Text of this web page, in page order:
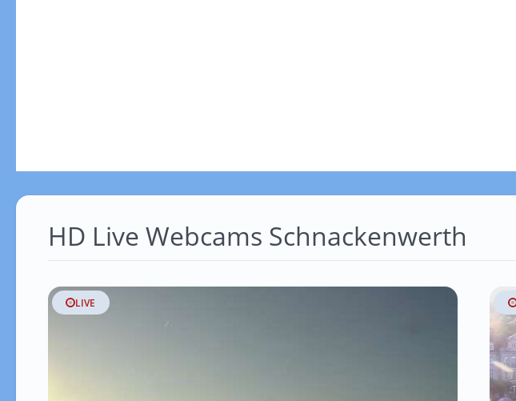
HD Live Webcams Schnackenwerth
LIVE